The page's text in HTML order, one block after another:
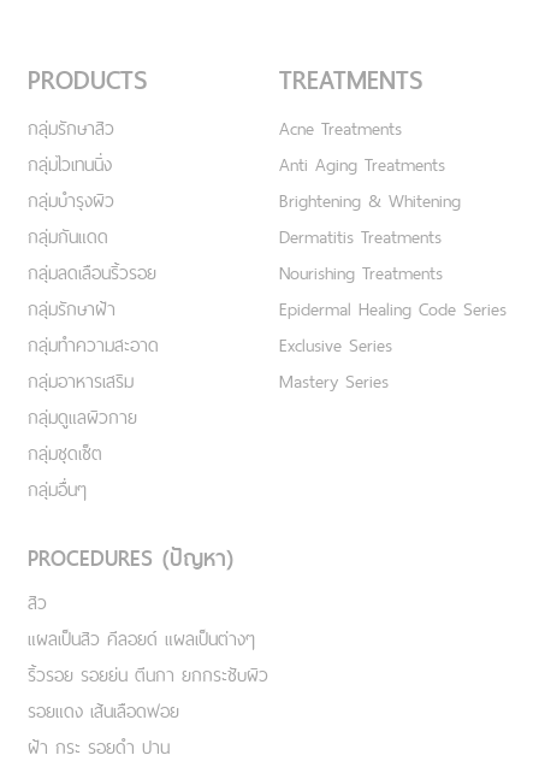
PRODUCTS
กลุ่มรักษาสิว
กลุ่มไวเทนนิ่ง
กลุ่มบำรุงผิว
กลุ่มกันแดด
กลุ่มลดเลือนริ้วรอย
กลุ่มรักษาฝ้า
กลุ่มทำความสะอาด
กลุ่มอาหารเสริม
กลุ่มดูแลผิวกาย
กลุ่มชุดเซ็ต
กลุ่มอื่นๆ
TREATMENTS
Acne Treatments
Anti Aging Treatments
Brightening & Whitening
Dermatitis Treatments
Nourishing Treatments
Epidermal Healing Code Series
Exclusive Series
Mastery Series
PROCEDURES (ปัญหา)
สิว
แผลเป็นสิว คีลอยด์ แผลเป็นต่างๆ
ริ้วรอย รอยย่น ตีนกา ยกกระชับผิว
รอยแดง เส้นเลือดฟอย
ฝ้า กระ รอยดำ ปาน